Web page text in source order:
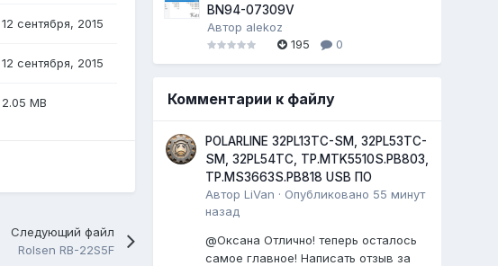
12 сентября, 2015
12 сентября, 2015
2.05 MB
Следующий файл
Rolsen RB-22S5F
BN94-07309V
Автор alekoz
195
0
Комментарии к файлу
POLARLINE 32PL13TC-SM, 32PL53TC-
SM, 32PL54TC, TP.MTK5510S.PB803,
TP.MS3663S.PB818 USB ПО
АвторLiVan · Опубликовано 55 минут
назад
@Оксана Отлично! теперь осталось
самое главное! Написать отзыв за